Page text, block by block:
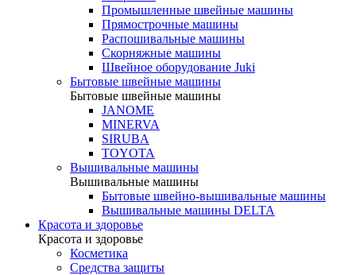
Промышленные швейные машины
Прямострочные машины
Распошивальные машины
Скорняжные машины
Швейное оборудование Juki
Бытовые швейные машины
Бытовые швейные машины
JANOME
MINERVA
SIRUBA
TOYOTA
Вышивальные машины
Вышивальные машины
Бытовые швейно-вышивальные машины
Вышивальные машины DELTA
Красота и здоровье
Красота и здоровье
Косметика
Средства защиты